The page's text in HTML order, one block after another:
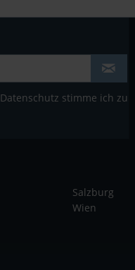
Datenschutz stimme ich zu
Salzburg
Wien